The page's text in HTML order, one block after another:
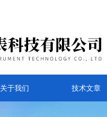
关于我们 技术文章